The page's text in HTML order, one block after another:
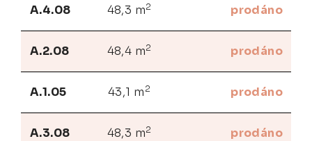
A.4.08 48,3 m2 prodáno
A.2.08 48,4 m2 prodáno
A.1.05 43,1 m 2 prodáno
A.3.08 48,3 m2 prodáno